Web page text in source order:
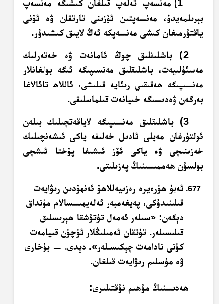
1) مەنسەپ تەلەپ قىلغان كىشىگە مەنسەپ
بېرىلمەيدۇ، مەنسەپتىن ئۆزىنى تارتقان ۋە ئۇنى
ياقتۇرمىغان كىشى مەنسەپكە ئەڭ لايىق كىشىدۇر.
2) باشلىقلىق چوڭ ئامانەت ۋە خەتەرلىك
مەسئۇلىيەت، باشلىقلىق مەنسىپىگە ئىگە بولغانلار
مەنسىپىگە ھەقىقىي رىئايە قىلىشى، ئاللاھ تائالاغا
بەرگەن ۋەدىسىگە خىيانەت قىلماسلىقى.
3) باشلىقلىق مەنسىپىگە لاياقەتچىلىك بىلەن
ئولتۇرغان مەيلى ئادىل خەلىفە ياكى ئىشەنچىلىك
خەزىنىچى ۋە ياكى ئۆز ئىشىغا پۇختا ئىشچى
بولسۇن ھەممىسىنىڭ پەزىلىتى.
ئەبۇ ھۈرەيرە رەزىيەللاھۇ ئەنھۇدىن رىۋايەت
قىلىنىدۇكى، پەيغەمبەر ئەلەيھىسسالام مۇنداق
دېگەن: «سىلەر ئەمەل تۇتۇشقا ھېرىسلىق
قىلىسىلەر. تۇتقان ئەمىلىڭلار ئۈچۈن قىيامەت
كۈنى نادامەت چېكىسىلەر». دېدى. — بۇخارى
ۋە مۇسلىم رىۋايەت قىلغان.
ھەدىسنىڭ مۇھىم نۇقتىلىرى: